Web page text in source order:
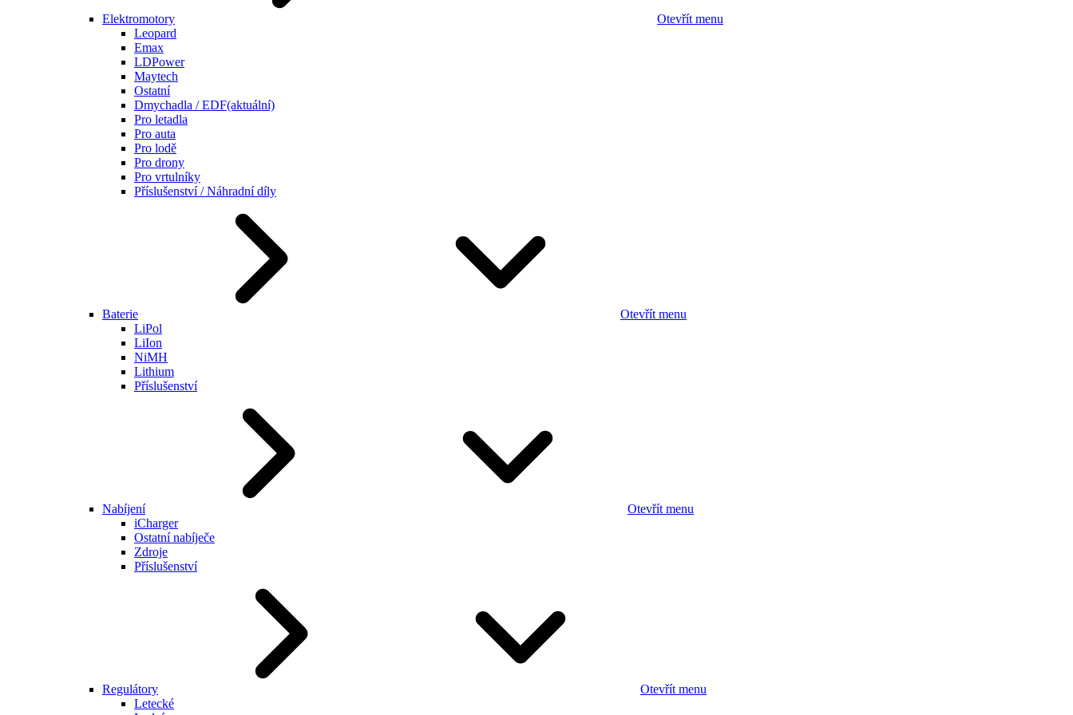
Elektromotory
Otevřít menu
Leopard
Emax
LDPower
Maytech
Ostatní
Dmychadla / EDF(aktuální)
Pro letadla
Pro auta
Pro lodě
Pro drony
Pro vrtulníky
Příslušenství / Náhradní díly
Baterie
Otevřít menu
LiPol
LiIon
NiMH
Lithium
Příslušenství
Nabíjení
Otevřít menu
iCharger
Ostatní nabíječe
Zdroje
Příslušenství
Regulátory
Otevřít menu
Letecké